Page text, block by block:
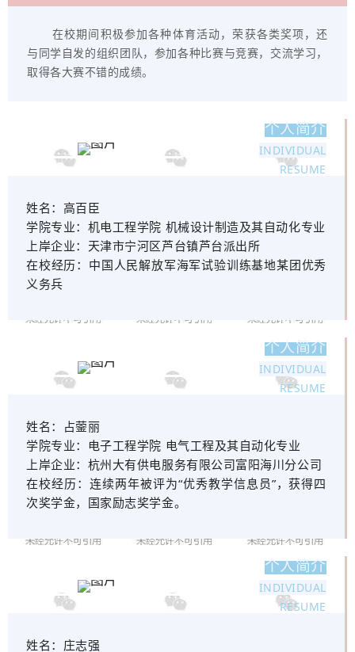
在校期间积极参加各种体育活动，荣获各类奖项，还
与同学自发的组织团队，参加各种比赛与竞赛，交流学习，
取得各大赛不错的成绩。
个人简介
INDIVIDUAL
RESUME
姓名： 高百臣
学院专业： 机电工程学院 机械设计制造及其自动化专业
上岸企业： 天津市宁河区芦台镇芦台派出所
在校经历： 中国人民解放军海军试验训练基地某团优秀
义务兵
个人简介
INDIVIDUAL
RESUME
姓名：
占蓥丽
学院专业： 电子工程学院 电气工程及其自动化专业
上岸企业： 杭州大有供电服务有限公司富阳海川分公司
在校经历： 连续两年被评为“优秀教学信息员”，获得四
次奖学金，国家励志奖学金。
个人简介
INDIVIDUAL
RESUME
姓名： 庄志强